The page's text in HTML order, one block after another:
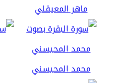
ماهر المعيقلي
محمد المحيسني